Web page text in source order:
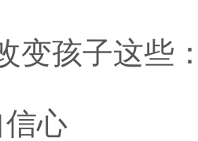
变孩子这些
心